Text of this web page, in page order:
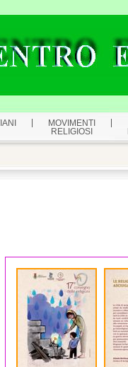
MOVIMENTI
RELIGIOSI